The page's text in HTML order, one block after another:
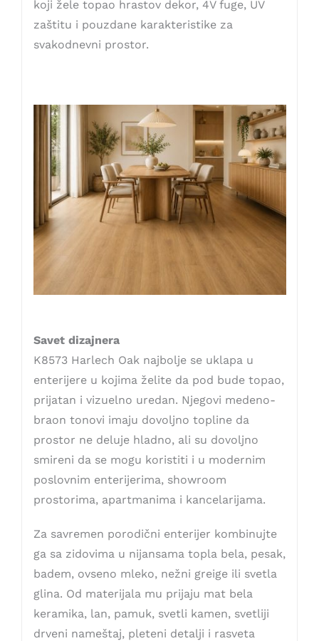
koji žele topao hrastov dekor, 4V fuge, UV
zaštitu i pouzdane karakteristike za
svakodnevni prostor.
Savet dizajnera
K8573 Harlech Oak najbolje se uklapa u
enterijere u kojima želite da pod bude topao,
prijatan i vizuelno uredan. Njegovi medeno-
braon tonovi imaju dovoljno topline da
prostor ne deluje hladno, ali su dovoljno
smireni da se mogu koristiti i u modernim
poslovnim enterijerima, showroom
prostorima, apartmanima i kancelarijama.
Za savremen porodični enterijer kombinujte
ga sa zidovima u nijansama topla bela, pesak,
badem, ovseno mleko, nežni greige ili svetla
glina. Od materijala mu prijaju mat bela
keramika, lan, pamuk, svetli kamen, svetliji
drveni nameštaj, pleteni detalji i rasveta